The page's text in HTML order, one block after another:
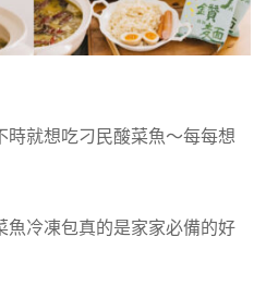
時就想吃刁民酸菜魚～每每想
魚冷凍包真的是家家必備的好